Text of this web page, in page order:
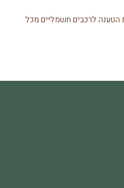
הטענה לרכבים חשמליים מכל